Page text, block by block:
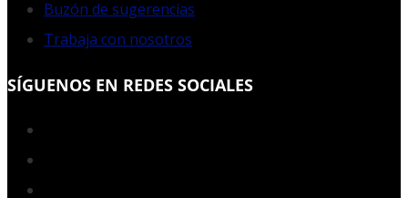
Buzón de sugerencias
Trabaja con nosotros
SÍGUENOS EN REDES SOCIALES